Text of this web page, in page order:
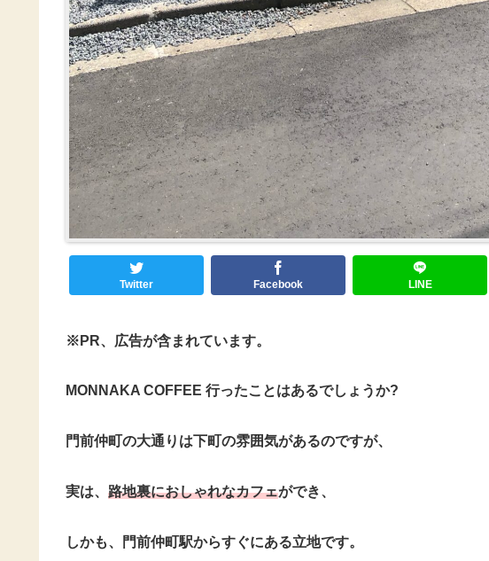
Twitter Facebook LINE
※PR、広告が含まれています。
MONNAKA COFFEE 行ったことはあるでしょうか?
門前仲町の大通りは下町の雰囲気があるのですが、
実は、 路地裏におしゃれなカフェができ、
しかも、門前仲町駅からすぐにある立地です。